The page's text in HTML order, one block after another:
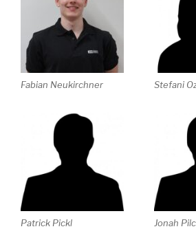
Fabian Neukirchner Stefani
Patrick Pickl Jonah